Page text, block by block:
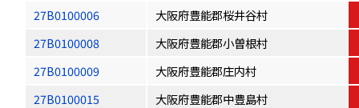
27B0100006
大阪府豊能郡桜井谷村
27B0100008
大阪府豊能郡小曽根村
27B0100009
大阪府豊能郡庄内村
27B0100015
大阪府豊能郡中豊島村